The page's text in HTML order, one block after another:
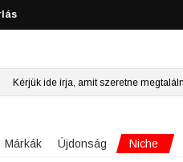
Márkák Újdonság Niche